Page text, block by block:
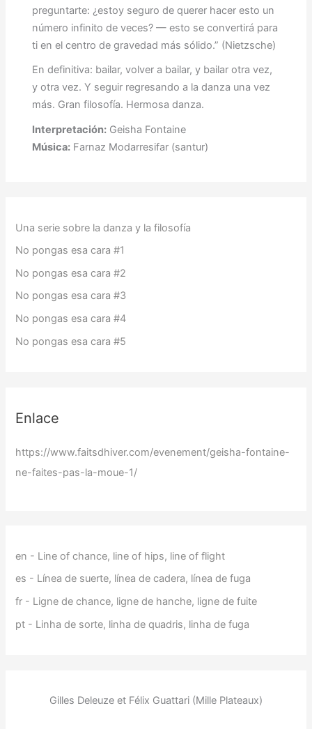
preguntarte: ¿estoy seguro de querer hacer esto un
número infinito de veces? — esto se convertirá para
ti en el centro de gravedad más sólido.” (Nietzsche)
En definitiva: bailar, volver a bailar, y bailar otra vez,
y otra vez. Y seguir regresando a la danza una vez
más. Gran filosofía. Hermosa danza.
Interpretación:Geisha Fontaine
Música:Farnaz Modarresifar (santur)
Una serie sobre la danza y la filosofía
No pongas esa cara #1
No pongas esa cara #2
No pongas esa cara #3
No pongas esa cara #4
No pongas esa cara #5
Enlace
https://www.faitsdhiver.com/evenement/geisha-fontaine-
ne-faites-pas-la-moue-1/
en - Line of chance, line of hips, line of flight
es - Línea de suerte, línea de cadera, línea de fuga
fr - Ligne de chance, ligne de hanche, ligne de fuite
pt - Linha de sorte, linha de quadris, linha de fuga
Gilles Deleuze et Félix Guattari (Mille Plateaux)